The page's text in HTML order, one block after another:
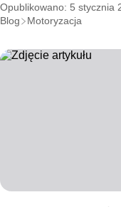
Opublikowano: 5 stycznia
Blog
Motoryzacja